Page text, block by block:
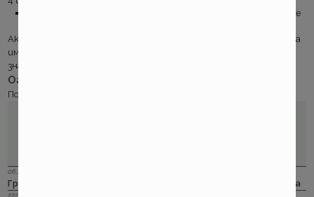
Подновяването е с право на договорените промоционалните
Ако не предявите претенция през срока на полицата, догодина
имате право да подновите на същата по- ниска тарифа, без
значение на това има ли тогава промоция или не.
Ограниченията
Полицата не може да бъде сключена в полза на банка.
06.12.2023 г.
Групама: Ски и сноуборд безплатно при пътуване в чужбина
27.04.2023 г.